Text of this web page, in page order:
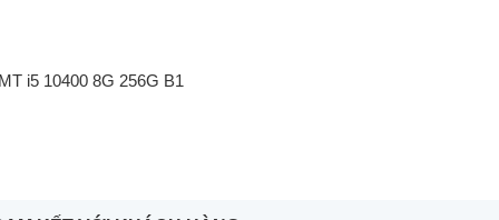
i5 10400 8G 256G B1